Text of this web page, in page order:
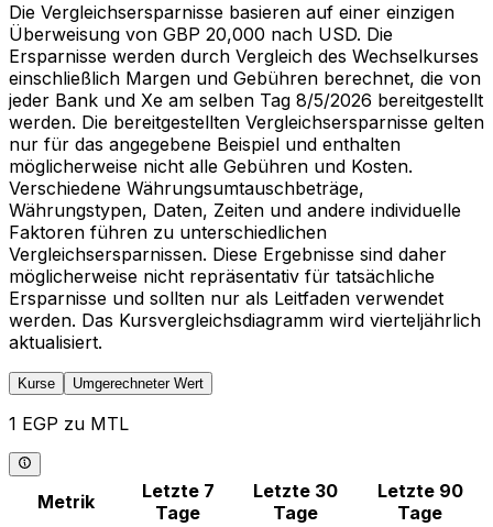
Die Vergleichsersparnisse basieren auf einer einzigen
Überweisung von GBP 20,000 nach USD. Die
Ersparnisse werden durch Vergleich des Wechselkurses
einschließlich Margen und Gebühren berechnet, die von
jeder Bank und Xe am selben Tag 8/5/2026 bereitgestellt
werden. Die bereitgestellten Vergleichsersparnisse gelten
nur für das angegebene Beispiel und enthalten
möglicherweise nicht alle Gebühren und Kosten.
Verschiedene Währungsumtauschbeträge,
Währungstypen, Daten, Zeiten und andere individuelle
Faktoren führen zu unterschiedlichen
Vergleichsersparnissen. Diese Ergebnisse sind daher
möglicherweise nicht repräsentativ für tatsächliche
Ersparnisse und sollten nur als Leitfaden verwendet
werden. Das Kursvergleichsdiagramm wird vierteljährlich
aktualisiert.
Kurse Umgerechneter Wert
1 EGP zu MTL
Metrik
Letzte 7
Tage
Letzte 30
Tage
Letzte 90
Tage